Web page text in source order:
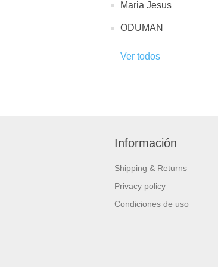
Maria Jesus
ODUMAN
Ver todos
Información
Shipping & Returns
Privacy policy
Condiciones de uso